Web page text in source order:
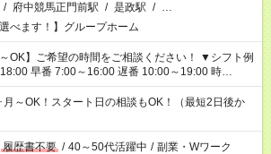
/ 府中競馬正門前駅 / 是政駅 / …
選べます！】グループホーム
】ご希望の時間をご相談ください！ ▼シフト例
早番 7:00～16:00 遅番 10:00～19:00 時
夕方までには帰宅
」 「朝はゆっくりのスタートがいい」 「お昼の時
いたい」 など、ご希望があれば教えてください
月～OK！スタート日の相談もOK！（最短2日後か
履歴書不要 / 40～50代活躍中 / 副業・Wワーク